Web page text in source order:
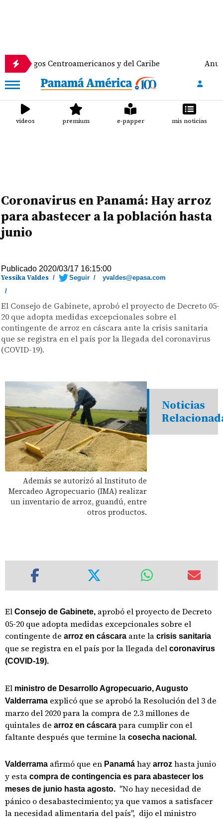
y del Caribe Anuncian
videos premium e-papper mis noticias
Coronavirus en Panamá: Hay arroz
para abastecer a la población hasta
junio
Publicado 2020/03/17 16:15:00
Yessika Valdes / Seguir /
yvaldes@epasa.com
/
El Consejo de Gabinete, aprobó el proyecto de Decreto 05-
20 que adopta medidas excepcionales sobre el
contingente de arroz en cáscara ante la crisis sanitaria
que se registra en el país por la llegada del coronavirus
(COVID-19).
Además se autorizó al Instituto de
Mercadeo Agropecuario (IMA) realizar
un inventario de arroz, guandú, entre
otros productos.
Noticias
El Consejo de Gabinete, aprobó el proyecto de Decreto
05-20 que adopta medidas excepcionales sobre el
contingente de arroz en cáscara ante la crisis sanitaria
que se registra en el país por la llegada del coronavirus
(COVID-19).
El ministro de Desarrollo Agropecuario, Augusto
Valderrama explicó que se aprobó laResolución del 3 de
marzo del 2020 para la compra de 2.3 millones de
quintales de arroz en cáscara para cumplir con el
faltante después que termine la cosecha nacional.
Valderrama afirmó que en Panamá hay arroz hasta junio
y esta compra de contingencia es para abastecer los
meses de junio hasta agosto. "No hay necesidad de
pánico o desabastecimiento; ya que vamos a satisfacer
la necesidad alimentaria del país", dijo el ministro